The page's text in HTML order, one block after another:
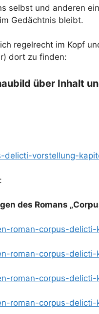
selbst und anderen
Gedächtnis bleibt.
regelrecht im Kopf
dort zu finden:
über Inhalt
delicti-vorstellung-
des Romans
roman-corpus-delicti-
roman-corpus-delicti-
roman-corpus-delicti-
roman-corpus-delicti-